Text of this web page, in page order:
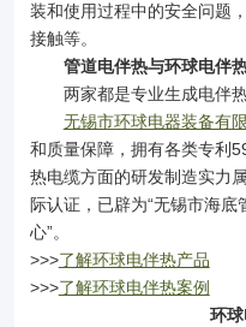
装和使用过程中的安全问题
接触等。
管道电伴热与环球电伴热
两家都是专业生成电伴热
无锡市环球电器装备有
和质量保障，拥有各类专利
热电缆方面的研发制造实力
际认证，已辟为“无锡市海
心”。
>>>了解环球电伴热产品
>>>了解环球电伴热案例
环